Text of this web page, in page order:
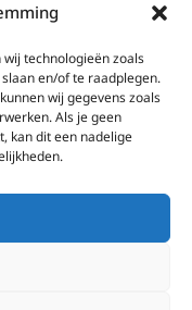
technologieën zoals
en/of te raadplegen.
wij gegevens zoals
Als je geen
kan dit een nadelige